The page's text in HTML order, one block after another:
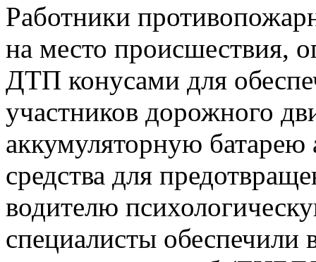
Работники
на место происшествия,
ДТП конусами для
участников дорожного
аккумуляторную батарею
средства для
водителю
специалисты обеспечили